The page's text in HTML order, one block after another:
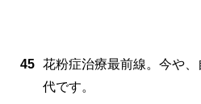
45 花粉症治療最前線。今や
代です。